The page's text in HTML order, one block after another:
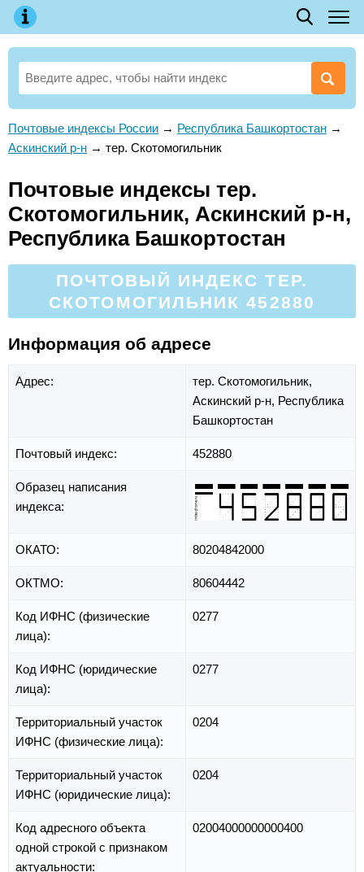
Почтовые индексы России → Республика Башкортостан →
Аскинский р-н → тер. Скотомогильник
Почтовые индексы тер.
Скотомогильник, Аскинский р-н,
Республика Башкортостан
ПОЧТОВЫЙ ИНДЕКС ТЕР.
СКОТОМОГИЛЬНИК 452880
Информация об адресе
Адрес:
тер. Скотомогильник,
Аскинский р-н, Республика
Башкортостан
Почтовый индекс: 452880
Образец написания
индекса:
ОКАТО: 80204842000
ОКТМО: 80604442
Код ИФНС (физические
лица):
0277
Код ИФНС (юридические
лица):
0277
Территориальный участок
ИФНС (физические лица):
0204
Территориальный участок
ИФНС (юридические лица):
0204
Код адресного объекта
одной строкой с признаком
актуальности:
02004000000000400